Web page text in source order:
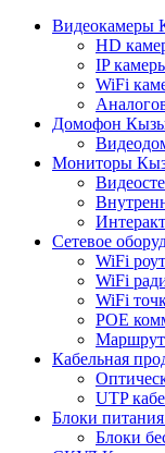
Видеокамеры
HD
IP
WiFi
Домофон
Мониторы
Сетевое
WiFi
WiFi
WiFi
POE
Кабельная
UTP
Блоки
Блоки